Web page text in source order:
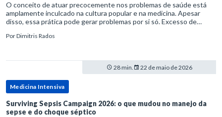
O conceito de atuar precocemente nos problemas de saúde está
amplamente inculcado na cultura popular e na medicina. Apesar
disso, essa prática pode gerar problemas por si só. Excesso de
PorDimitris Rados
28 min. 22 de maio de 2026
Medicina Intensiva
Surviving Sepsis Campaign 2026: o que mudou no manejo da
sepse e do choque séptico